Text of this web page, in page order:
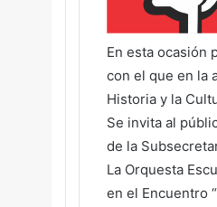
En esta ocasión
con el que en la
Historia y la
Se invita al
de la
La Orquesta
en el Encuentro